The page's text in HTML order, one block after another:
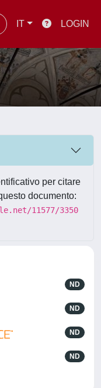
IT LOGIN
per citare
documento:
11577/3350
ND
ND
ND
ND